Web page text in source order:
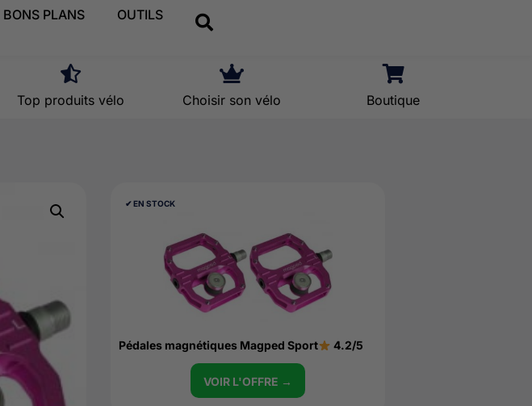
BONS PLANS OUTILS
Top produits vélo Choisir son vélo Boutique
✔︎ EN STOCK
Pédales magnétiques Magped Sport 4.2/5
VOIR L'OFFRE →